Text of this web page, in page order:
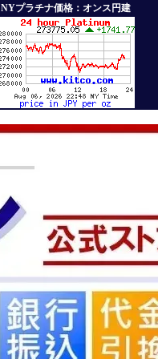
NYプラチナ価格：オンス円建